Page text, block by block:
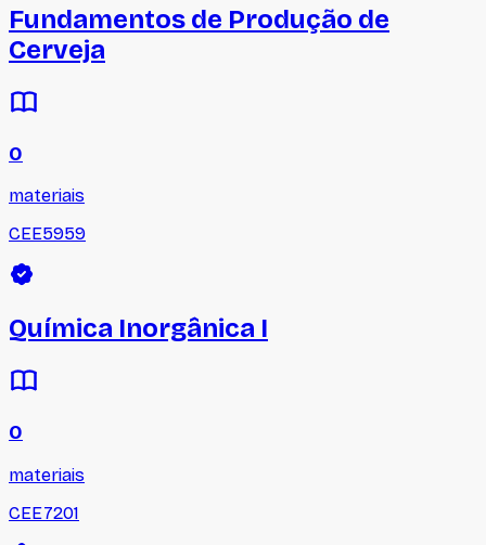
Fundamentos de Produção de
Cerveja
0
materiais
CEE5959
Química Inorgânica I
0
materiais
CEE7201